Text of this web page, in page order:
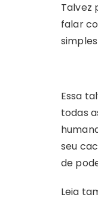
Talvez
falar
Essa
todas
seu
de
Leia